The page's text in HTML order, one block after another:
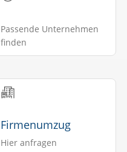
Passende Unternehmen
finden
Firmenumzug
Hier anfragen